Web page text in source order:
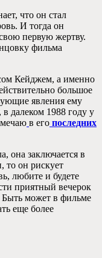
что он стал
И тогда он
первую жертву.
фильма
Кейджем, а именно
большое
явления ему
далеком 1988 году у
в его последних
она заключается в
то он рискует
любите и будете
приятный вечерок
может в фильме
еще более